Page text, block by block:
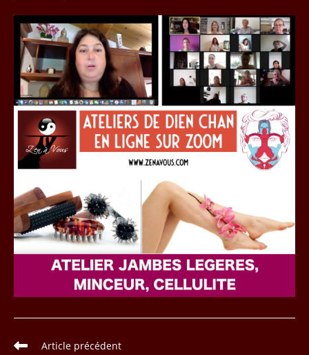
Read
Article précédent